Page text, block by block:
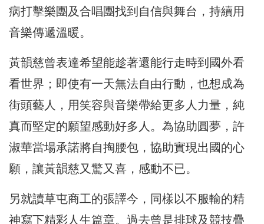
病打擊樂團及合唱團找到自信與舞台，持續用
音樂傳遞溫暖。
黃韻慈曾表達希望能趁著還能行走時到國外看
看世界；即使有一天無法自由行動，也想成為
街頭藝人，用笑容與音樂帶給更多人力量，純
真而堅定的願望感動好多人。為協助圓夢，許
淑華當場承諾將自掏腰包，協助實現出國的心
願，讓黃韻慈又驚又喜，感動不已。
另就讀草屯商工的張譯今，同樣以不服輸的精
神寫下精彩人生篇章。過去曾是排球及競技疊